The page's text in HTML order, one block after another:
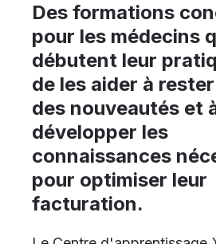
Des formations
pour les médecins
débutent leur
de les aider à
des nouveautés et
développer les
connaissances
pour optimiser leur
facturation.